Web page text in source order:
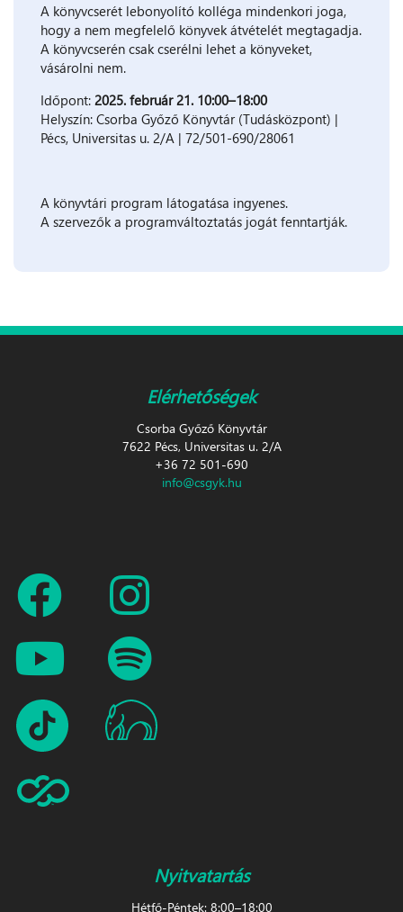
A könyvcserét lebonyolító kolléga mindenkori joga,
hogy a nem megfelelő könyvek átvételét megtagadja.
A könyvcserén csak cserélni lehet a könyveket,
vásárolni nem.
Időpont: 2025. február 21. 10:00–18:00
Helyszín: Csorba Győző Könyvtár (Tudásközpont) |
Pécs, Universitas u. 2/A | 72/501-690/28061
A könyvtári program látogatása ingyenes.
A szervezők a programváltoztatás jogát fenntartják.
Elérhetőségek
Csorba Győző Könyvtár
7622 Pécs, Universitas u. 2/A
+36 72 501-690
info@csgyk.hu
Nyitvatartás
Hétfő-Péntek: 8:00–18:00